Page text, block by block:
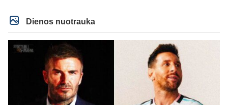
Dienos nuotrauka